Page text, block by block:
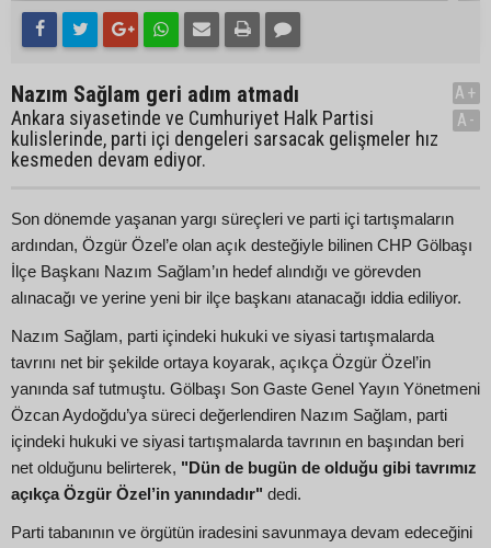
Nazım Sağlam geri adım atmadı
Ankara siyasetinde ve Cumhuriyet Halk Partisi
kulislerinde, parti içi dengeleri sarsacak gelişmeler hız
kesmeden devam ediyor.
A+
A-
Son dönemde yaşanan yargı süreçleri ve parti içi tartışmaların
ardından, Özgür Özel’e olan açık desteğiyle bilinen CHP Gölbaşı
İlçe Başkanı Nazım Sağlam’ın hedef alındığı ve görevden
alınacağı ve yerine yeni bir ilçe başkanı atanacağı iddia ediliyor.
Nazım Sağlam, parti içindeki hukuki ve siyasi tartışmalarda
tavrını net bir şekilde ortaya koyarak, açıkça Özgür Özel’in
yanında saf tutmuştu. Gölbaşı Son Gaste Genel Yayın Yönetmeni
Özcan Aydoğdu’ya süreci değerlendiren Nazım Sağlam, parti
içindeki hukuki ve siyasi tartışmalarda tavrının en başından beri
net olduğunu belirterek, "Dün de bugün de olduğu gibi tavrımız
açıkça Özgür Özel’in yanındadır" dedi.
Parti tabanının ve örgütün iradesini savunmaya devam edeceğini